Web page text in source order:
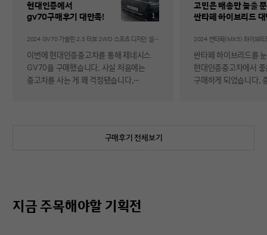
현대인증에서
gv70구매후기 대만족!
1
2024 GV70 가솔린 2.5 터보 2WD 스포츠 디자인 셀렉션Ⅱ
이번에 현대인증중고차를 통해 제네시스
GV70을 구매했습니다. 사실 처음에는
중고차를 사는 게 꽤 걱정됐습니다.
보면 예상과 달라서 후회했다는 이야기도
제공돼서 불안감이 많이 줄었다는
고민은 배송만 늦출
싼타페 하이브리드
싼타페 하이브리드를
현대인증중고차에서
구매하게 되었습니다.
구매후기 전체보기
지금 주목해야할 기획전